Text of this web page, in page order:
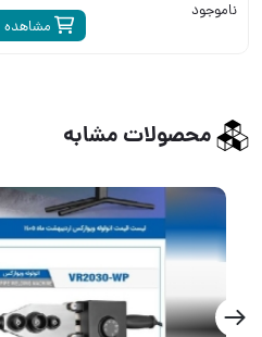
مشاهده
ناموجود
محصولات مشابه